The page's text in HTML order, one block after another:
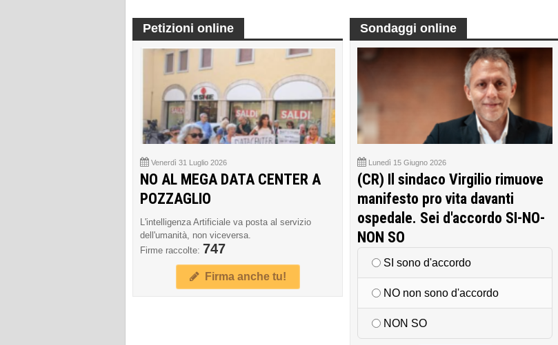
Petizioni online
Venerdì 31 Luglio 2026
NO AL MEGA DATA CENTER A
POZZAGLIO
L'intelligenza Artificiale va posta al servizio
dell'umanità, non viceversa.
Firme raccolte: 747
Firma anche tu!
Sondaggi online
Lunedì 15 Giugno 2026
(CR) Il sindaco Virgilio rimuove
manifesto pro vita davanti
ospedale. Sei d'accordo SI-NO-
NON SO
SI sono d'accordo
NO non sono d'accordo
NON SO